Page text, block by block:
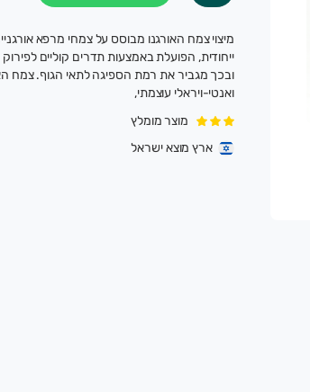
מיצוי צמח האורגנו מבוסס על צמחי מרפא
ייחודית, הפועלת באמצעות תדרים קוליים
ובכך מגביר את רמת הספיגה לתאי הגוף. צמח
ואנטי-ויראלי עוצמתי,
מוצר מומלץ
ארץ מוצא ישראל